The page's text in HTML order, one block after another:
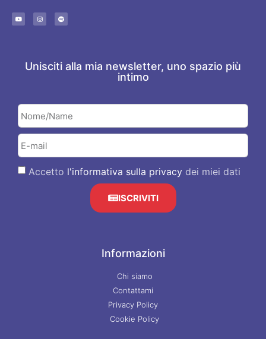
Unisciti alla mia newsletter, uno spazio più
intimo
Accetto l'informativa sulla privacy dei miei dati
ISCRIVITI
Informazioni
Chi siamo
Contattami
Privacy Policy
Cookie Policy